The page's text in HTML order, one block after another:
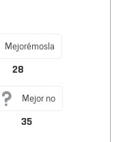
Mejorémosla
28
Mejor no
35